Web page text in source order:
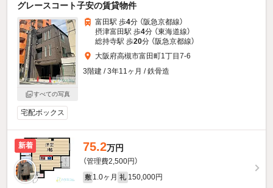
グレースコート子安の賃貸物件
すべての写真
富田駅 歩4分 （阪急京都線）
摂津富田駅 歩4分 （東海道線）
総持寺駅 歩20分 （阪急京都線）
大阪府高槻市富田町1丁目7-6
3階建 / 3年11ヶ月 / 鉄骨造
宅配ボックス
新着 75.2万円
（管理費2,500円）
敷 1.0ヶ月 礼 150,000円